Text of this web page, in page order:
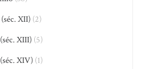
XII)(2)
XIII)(5)
XIV)(1)